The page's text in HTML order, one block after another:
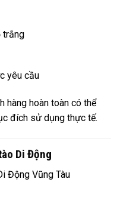
trắng
yêu cầu
hàng hoàn toàn có thể
đích sử dụng thực tế.
Di Động
Động Vũng Tàu